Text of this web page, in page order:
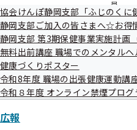
員
の
サ
ブ
メ
ー
協会けんぽ静岡支部「ふじのくに
静岡支部ご加入の皆さまへ☆お
静岡支部 第3期保健事業実施計画
無料出前講座 職場でのメンタル
健康づくりポスター
令和8年度 職場の出張健康運動講
令和８年度 オンライン禁煙プログ
広報
社会的評価・企業イメー
会社の知名度向上や、採用へ
制度の詳しい内容につきまし
経済産業省ホームページ